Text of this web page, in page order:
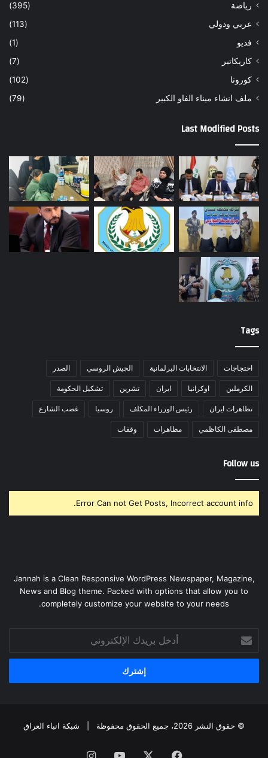
رياضة
(395)
عربي ودولي
(113)
فديو
(1)
كاريكاتير
(7)
كورونا
(102)
ملف انشاء ميناء الفاو الكبير
(79)
Last Modified Posts
Tags
احتجاجات الانتخابات البرلمانية الجيش الروسي الصدر
الكرملين اوكرانيا ايران تشرين تشكيل الحكومة
تظاهرات ايران رئيس الوزراء المكلف روسيا غضب الشارع
مصطفى الكاظمي مظاهرات وقفات
Follow us
Error Can not Get Posts, Incorrect account info.
Jannah is a Clean Responsive WordPress Newspaper, Magazine,
News and Blog theme. Packed with options that allow you to
completely customize your website to your needs.
بريدك
الإلكتروني
© حقوق النشر 2026، جميع الحقوق محفوظة | شبكة انباء العراق
فيسبوك ‫YouTubeانستقرام